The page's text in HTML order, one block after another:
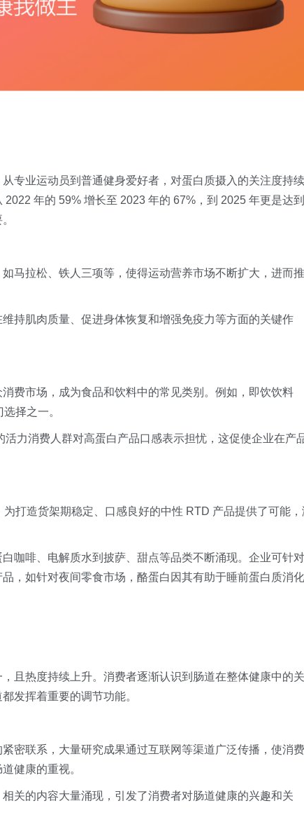
专业运动员到普通健身爱好者，对蛋白质摄入的关注度持续
年的 59% 增长至 2023 年的 67%，到 2025 年更是达到
马拉松、铁人三项等，使得运动营养市场不断扩大，进而推
持肌肉质量、促进身体恢复和增强免疫力等方面的关键作
费市场，成为食品和饮料中的常见类别。例如，即饮饮料
择之一。
力消费人群对高蛋白产品口感表示担忧，这促使企业在产
打造货架期稳定、口感良好的中性 RTD 产品提供了可能，
咖啡、电解质水到披萨、甜点等品类不断涌现。企业可针对
，如针对夜间零食市场，酪蛋白因其有助于睡前蛋白质消化
且热度持续上升。消费者逐渐认识到肠道在整体健康中的关
发挥着重要的调节功能。
密联系，大量研究成果通过互联网等渠道广泛传播，使消费
健康的重视。
关的内容大量涌现，引发了消费者对肠道健康的兴趣和关